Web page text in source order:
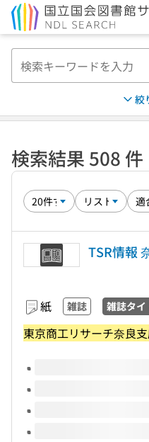
絞
検索結果 508 件
TSR情報
紙 雑誌 雑誌タイ
東京商工リサーチ奈良
このタイトルの巻号